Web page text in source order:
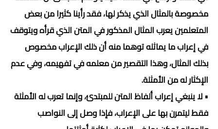
مخصوصة بالمثال الذي يذكر لها، فقد رأينا كثيرا من بعض
المتعلمين يعرب المثال المذكور في المتن الذي قرأه ويتوقف
في إعراب ما يماثله توهما منه أن ذلك الإعراب مخصوص
بذلك المثال، وهذا التقصير من معلمه في تفهيمه، وفي عدم
الإكثار له من الأمثلة.
• لا ينبغي إعراب ألفاظ المتن للمبتدئ، وإنما تعرب له الأمثلة
فقط ليتمرن بها على الإعراب، فإذا وصل إلى النواصب